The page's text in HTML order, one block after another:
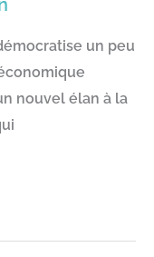
un peu
nouvel élan à la